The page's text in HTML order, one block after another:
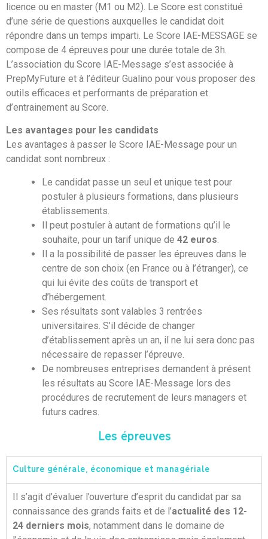
licence ou en master (M1 ou M2). Le Score est constitué
d’une série de questions auxquelles le candidat doit
répondre dans un temps imparti. Le Score IAE-MESSAGE se
compose de 4 épreuves pour une durée totale de 3h.
L’association du Score IAE-Message s’est associée à
PrepMyFuture et à l’éditeur Gualino pour vous proposer des
outils efficaces et performants de préparation et
d’entrainement au Score.
Les avantages pour les candidats
Les avantages à passer le Score IAE-Message pour un
candidat sont nombreux :
Le candidat passe un seul et unique test pour
postuler à plusieurs formations, dans plusieurs
établissements.
Il peut postuler à autant de formations qu’il le
souhaite, pour un tarif unique de 42 euros.
Il a la possibilité de passer les épreuves dans le
centre de son choix (en France ou à l’étranger), ce
qui lui évite des coûts de transport et
d’hébergement.
Ses résultats sont valables 3 rentrées
universitaires. S’il décide de changer
d’établissement après un an, il ne lui sera donc pas
nécessaire de repasser l’épreuve.
De nombreuses entreprises demandent à présent
les résultats au Score IAE-Message lors des
procédures de recrutement de leurs managers et
futurs cadres.
Les épreuves
Culture générale, économique et managériale​
Il s’agit d’évaluer l’ouverture d’esprit du candidat par sa
connaissance des grands faits et de l’actualité des 12-
24 derniers mois, notamment dans le domaine de